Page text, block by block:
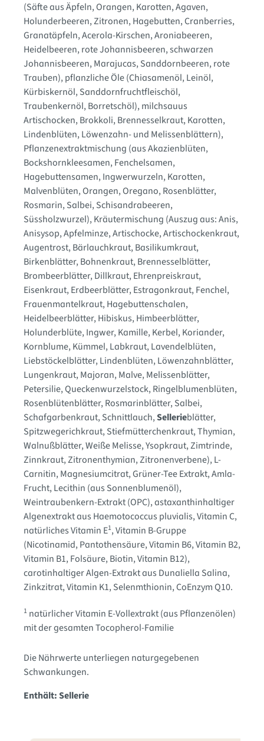
(Säfte aus Äpfeln, Orangen, Karotten, Agaven,
Holunderbeeren, Zitronen, Hagebutten, Cranberries,
Granatäpfeln, Acerola-Kirschen, Aroniabeeren,
Heidelbeeren, rote Johannisbeeren, schwarzen
Johannisbeeren, Marajucas, Sanddornbeeren, rote
Trauben), pflanzliche Öle (Chiasamenöl, Leinöl,
Kürbiskernöl, Sanddornfruchtfleischöl,
Traubenkernöl, Borretschöl), milchsauus
Artischocken, Brokkoli, Brennesselkraut, Karotten,
Lindenblüten, Löwenzahn- und Melissenblättern),
Pflanzenextraktmischung (aus Akazienblüten,
Bockshornkleesamen, Fenchelsamen,
Hagebuttensamen, Ingwerwurzeln, Karotten,
Malvenblüten, Orangen, Oregano, Rosenblätter,
Rosmarin, Salbei, Schisandrabeeren,
Süssholzwurzel), Kräutermischung (Auszug aus: Anis,
Anisysop, Apfelminze, Artischocke, Artischockenkraut,
Augentrost, Bärlauchkraut, Basilikumkraut,
Birkenblätter, Bohnenkraut, Brennesselblätter,
Brombeerblätter, Dillkraut, Ehrenpreiskraut,
Eisenkraut, Erdbeerblätter, Estragonkraut, Fenchel,
Frauenmantelkraut, Hagebuttenschalen,
Heidelbeerblätter, Hibiskus, Himbeerblätter,
Holunderblüte, Ingwer, Kamille, Kerbel, Koriander,
Kornblume, Kümmel, Labkraut, Lavendelblüten,
Liebstöckelblätter, Lindenblüten, Löwenzahnblätter,
Lungenkraut, Majoran, Malve, Melissenblätter,
Petersilie, Queckenwurzelstock, Ringelblumenblüten,
Rosenblütenblätter, Rosmarinblätter, Salbei,
Schafgarbenkraut, Schnittlauch,Sellerieblätter,
Spitzwegerichkraut, Stiefmütterchenkraut, Thymian,
Walnußblätter, Weiße Melisse, Ysopkraut, Zimtrinde,
Zinnkraut, Zitronenthymian, Zitronenverbene), L-
Carnitin, Magnesiumcitrat, Grüner-Tee Extrakt, Amla-
Frucht, Lecithin (aus Sonnenblumenöl),
Weintraubenkern-Extrakt (OPC), astaxanthinhaltiger
Algenextrakt aus Haemotococcus pluvialis, Vitamin C,
natürliches Vitamin E1, Vitamin B-Gruppe
(Nicotinamid, Pantothensäure, Vitamin B6, Vitamin B2,
Vitamin B1, Folsäure, Biotin, Vitamin B12),
carotinhaltiger Algen-Extrakt aus Dunaliella Salina,
Zinkzitrat, Vitamin K1, Selenmthionin, CoEnzym Q10.
1 natürlicher Vitamin E-Vollextrakt (aus Pflanzenölen)
mit der gesamten Tocopherol-Familie
Die Nährwerte unterliegen naturgegebenen
Schwankungen.
Enthält: Sellerie